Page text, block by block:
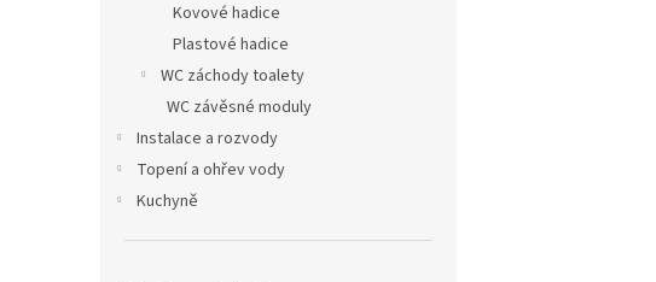
Kovové hadice
Plastové hadice
WC záchody toalety
WC závěsné moduly
Instalace a rozvody
Topení a ohřev vody
Kuchyně